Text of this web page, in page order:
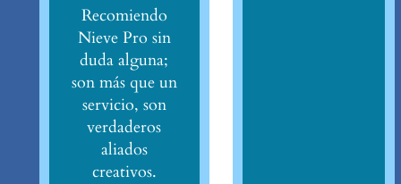
Recomiendo
Nieve Pro sin
duda alguna;
son más que un
servicio, son
verdaderos
aliados
creativos.